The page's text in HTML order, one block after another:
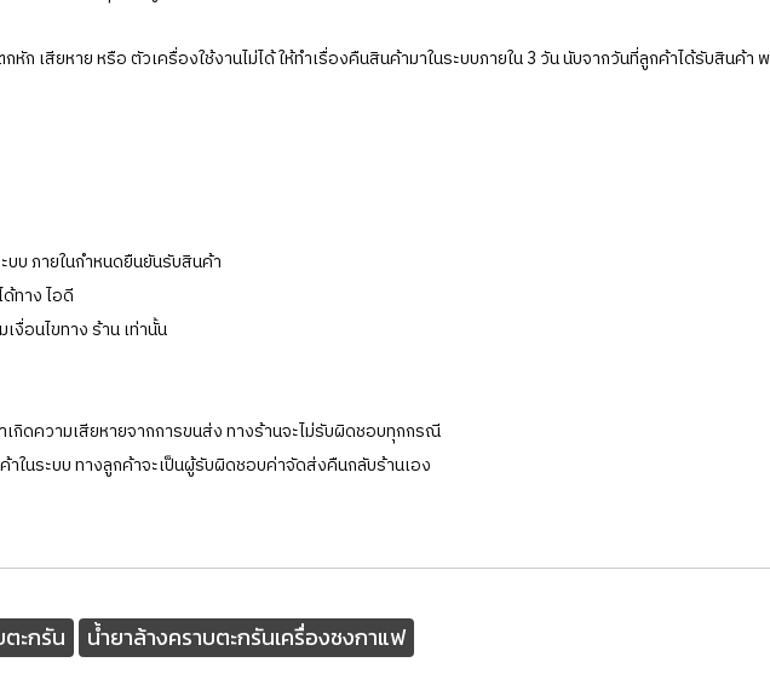
ก เสียหาย หรือ ตัวเครื่องใช้งานไม่ได้ ให้ทำเรื่องคืนสินค้ามาในระบบภายใน 3 วัน นับจากวันที่ลูกค้าได้รับสินค้
บบ ภายในกำหนดยืนยันรับสินค้า
ทาง ไอดี
งื่อนไขทาง ร้าน เท่านั้น
กิดความเสียหายจากการขนส่ง ทางร้านจะไม่รับผิดชอบทุกกรณี
ในระบบ ทางลูกค้าจะเป็นผู้รับผิดชอบค่าจัดส่งคืนกลับร้านเอง
ะกรัน น้ำยาล้างคราบตะกรันเครื่องชงกาแฟ